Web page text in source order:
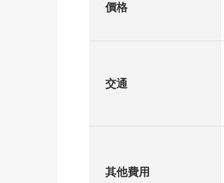
價格
交通
其他費用